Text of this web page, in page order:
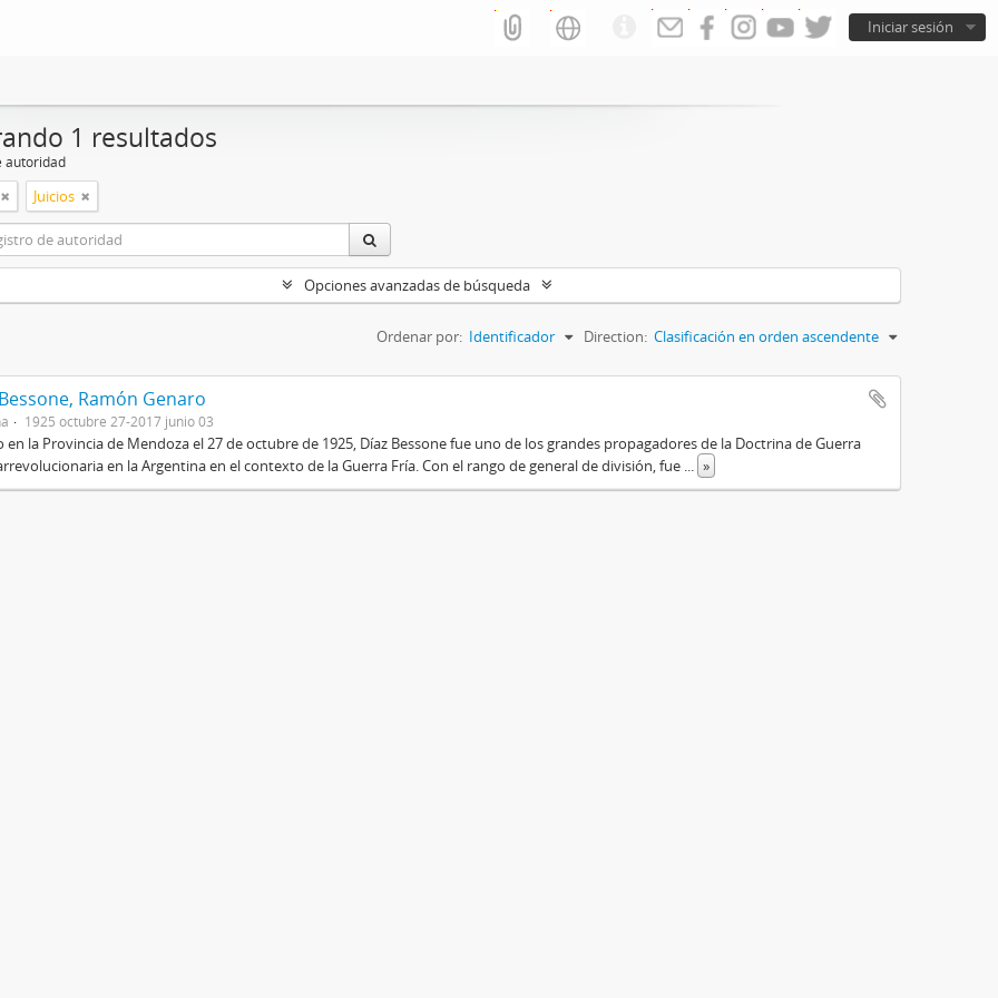
Iniciar sesión
1 resultados
autoridad
Juicios
Opciones avanzadas de búsqueda
Ordenar por: Identificador Direction: Clasificación en orden ascendente
Ramón Genaro
1925 octubre 27-2017 junio 03
en la Provincia de Mendoza el 27 de octubre de 1925, Díaz Bessone fue uno de los grandes propagadores de la Doctrina de Guerra
en la Argentina en el contexto de la Guerra Fría. Con el rango de general de división, fue ... »